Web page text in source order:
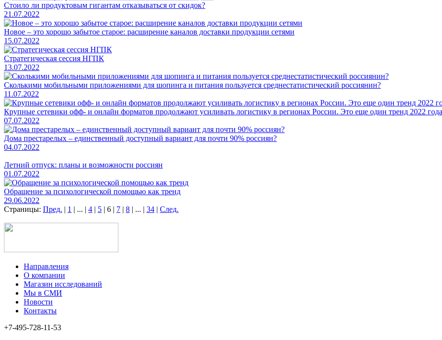
Стоило ли продуктовым гигантам отказываться от скидок?
21.07.2022
Новое – это хорошо забытое старое: расширение каналов доставки продукции сетями
15.07.2022
Стратегическая сессия НГПК
13.07.2022
Сколькими мобильными приложениями для шопинга и питания пользуется среднестатистический россиянин?
11.07.2022
Крупные сетевики офф- и онлайн форматов продолжают усиливать логистику в регионах России. Это еще один тренд 2022 года
07.07.2022
Дома престарелых – единственный доступный вариант для почти 90% россиян?
04.07.2022
Летний отпуск: планы и возможности россиян
01.07.2022
Обращение за психологической помощью как тренд
29.06.2022
Страницы: Пред. | 1 | ... | 4 | 5 | 6 | 7 | 8 | ... | 34 | След.
Направления
О компании
Магазин исследований
Мы в СМИ
Новости
Контакты
+7-495-728-11-53